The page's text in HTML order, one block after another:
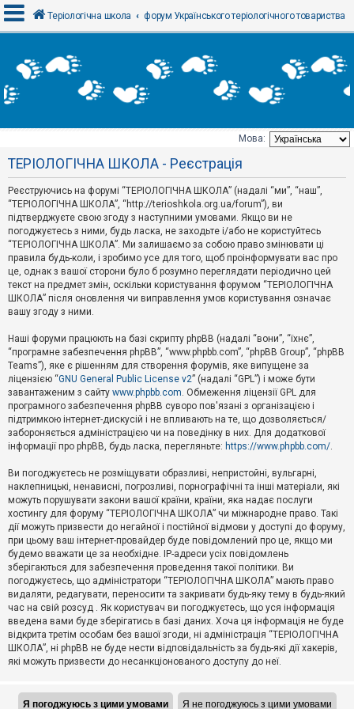
х
і
Т
е
м
и
б
е
з
в
і
д
п
о
в
і
д
й
А
к
т
и
в
н
і
м
и
П
о
ш
у
Д
о
п
о
м
Теріологічна школа форум Українського теріологічного товариства
Мова:
ТЕРІОЛОГІЧНА ШКОЛА - Реєстрація
Реєструючись на форумі “ТЕРІОЛОГІЧНА ШКОЛА” (надалі “ми”, “наш”,
“ТЕРІОЛОГІЧНА ШКОЛА”, “http://terioshkola.org.ua/forum”), ви
підтверджуєте свою згоду з наступними умовами. Якщо ви не
погоджуєтесь з ними, будь ласка, не заходьте і/або не користуйтесь
“ТЕРІОЛОГІЧНА ШКОЛА”. Ми залишаємо за собою право змінювати ці
правила будь-коли, і зробимо усе для того, щоб проінформувати вас про
це, однак з вашої сторони було б розумно переглядати періодично цей
текст на предмет змін, оскільки користування форумом “ТЕРІОЛОГІЧНА
ШКОЛА” після оновлення чи виправлення умов користування означає
вашу згоду з ними.
Наші форуми працюють на базі скрипту phpBB (надалі “вони”, “їхнє”,
“програмне забезпечення phpBB”, “www.phpbb.com”, “phpBB Group”, “phpBB
Teams”), яке є рішенням для створення форумів, яке випущене за
ліцензією “GNU General Public License v2” (надалі “GPL”) і може бути
завантаженим з сайту www.phpbb.com. Обмеження ліцензії GPL для
програмного забезпечення phpBB суворо пов'язані з організацією і
підтримкою інтернет-дискусій і не впливають на те, що дозволяється/
забороняється адміністрацією чи на поведінку в них. Для додаткової
інформації про phpBB, будь ласка, перегляньте: https://www.phpbb.com/.
Ви погоджуєтесь не розміщувати образливі, непристойні, вульгарні,
наклепницькі, ненависні, погрозливі, порнографічні та інші матеріали, які
можуть порушувати закони вашої країни, країни, яка надає послуги
хостингу для форуму “ТЕРІОЛОГІЧНА ШКОЛА” чи міжнародне право. Такі
дії можуть призвести до негайної і постійної відмови у доступі до форуму,
при цьому ваш інтернет-провайдер буде повідомлений про це, якщо ми
будемо вважати це за необхідне. IP-адреси усіх повідомлень
зберігаються для забезпечення проведення такої політики. Ви
погоджуєтесь, що адміністратори “ТЕРІОЛОГІЧНА ШКОЛА” мають право
видаляти, редагувати, переносити та закривати будь-яку тему в будь-який
час на свій розсуд . Як користувач ви погоджуєтесь, що уся інформація
введена вами буде зберігатись в базі даних. Хоча ця інформація не буде
відкрита третім особам без вашої згоди, ні адміністрація “ТЕРІОЛОГІЧНА
ШКОЛА”, ні phpBB не буде нести відповідальність за будь-які дії хакерів,
які можуть призвести до несанкціонованого доступу до неї.